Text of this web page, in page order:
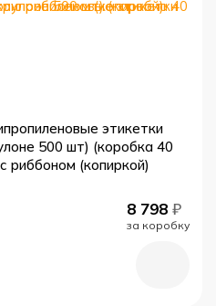
этикетки
500 шт) (коробка 40
риббоном (копиркой)
8 798 ₽
за коробку